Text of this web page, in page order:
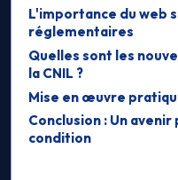
L'importance du web
réglementaires
Quelles sont les
la CNIL ?
Mise en œuvre
Conclusion : Un
condition